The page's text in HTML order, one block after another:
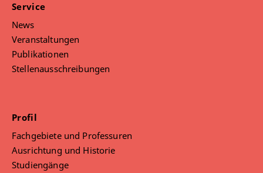
Service
News
Veranstaltungen
Publikationen
Stellenausschreibungen
Profil
Fachgebiete und Professuren
Ausrichtung und Historie
Studiengänge